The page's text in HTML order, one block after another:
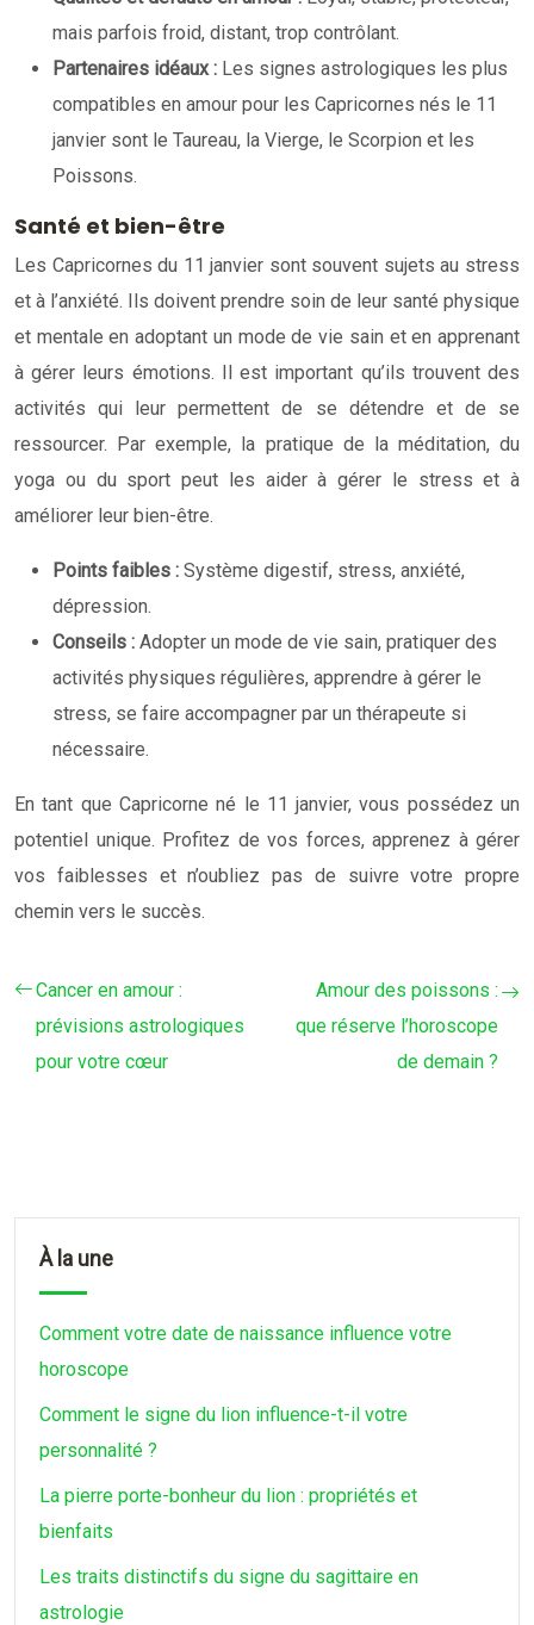
mais parfois froid, distant, trop contrôlant.
Partenaires idéaux : Les signes astrologiques les plus
compatibles en amour pour les Capricornes nés le 11
janvier sont le Taureau, la Vierge, le Scorpion et les
Poissons.
Santé et bien-être
Les Capricornes du 11 janvier sont souvent sujets au stress
et à l’anxiété. Ils doivent prendre soin de leur santé physique
et mentale en adoptant un mode de vie sain et en apprenant
à gérer leurs émotions. Il est important qu’ils trouvent des
activités qui leur permettent de se détendre et de se
ressourcer. Par exemple, la pratique de la méditation, du
yoga ou du sport peut les aider à gérer le stress et à
améliorer leur bien-être.
Points faibles : Système digestif, stress, anxiété,
dépression.
Conseils : Adopter un mode de vie sain, pratiquer des
activités physiques régulières, apprendre à gérer le
stress, se faire accompagner par un thérapeute si
nécessaire.
En tant que Capricorne né le 11 janvier, vous possédez un
potentiel unique. Profitez de vos forces, apprenez à gérer
vos faiblesses et n’oubliez pas de suivre votre propre
chemin vers le succès.
Cancer en amour :
prévisions astrologiques
pour votre cœur
Amour des poissons :
que réserve l’horoscope
de demain ?
À la une
Comment votre date de naissance influence votre
horoscope
Comment le signe du lion influence-t-il votre
personnalité ?
La pierre porte-bonheur du lion : propriétés et
bienfaits
Les traits distinctifs du signe du sagittaire en
astrologie